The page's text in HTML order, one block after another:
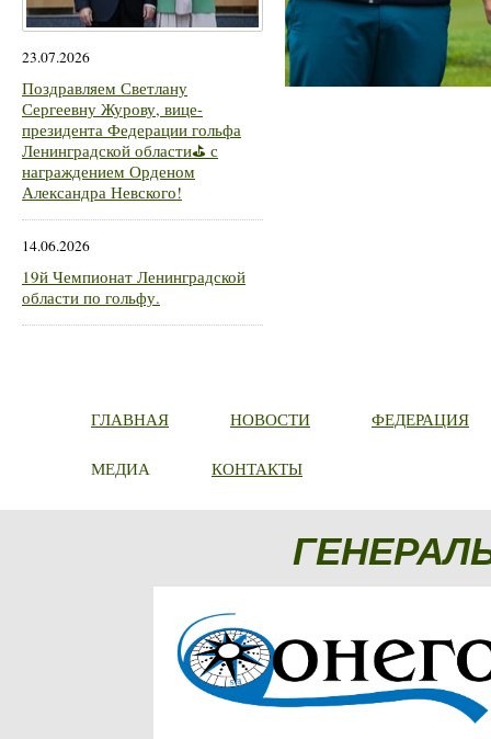
23.07.2026
Поздравляем Светлану
Сергеевну Журову, вице-
президента Федерации гольфа
Ленинградской области⛳ с
награждением Орденом
Александра Невского!
14.06.2026
19й Чемпионат Ленинградской
области по гольфу.
ГЛАВНАЯ НОВОСТИ ФЕДЕРАЦИЯ
МЕДИА КОНТАКТЫ